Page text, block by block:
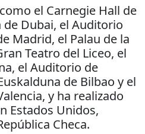
el Carnegie Hall de
de Dubai, ​​el Auditorio
Madrid, el Palau de la
Teatro del Liceo, el
el Auditorio de
de Bilbao y el
y ha realizado
Estados Unidos,
Checa.